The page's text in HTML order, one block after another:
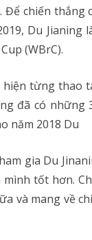
Để chiến
Du
(WBrC).
từng thao
đã có những
năm 2018 Du
gia Du
tốt hơn.
và mang về